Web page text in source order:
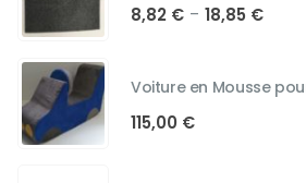
8,82 € – 18,85 €Plage
à
Voiture en Mousse
115,00 €